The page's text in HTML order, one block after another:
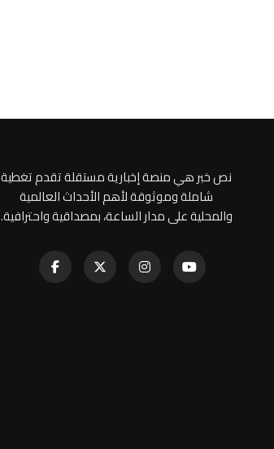
نص خبر هي منصة إخبارية مستقلة تقدم تغطية
شاملة وموثوقة لأهم الأحداث العالمية
والمحلية على مدار الساعة، بمصداقية واحترافية.